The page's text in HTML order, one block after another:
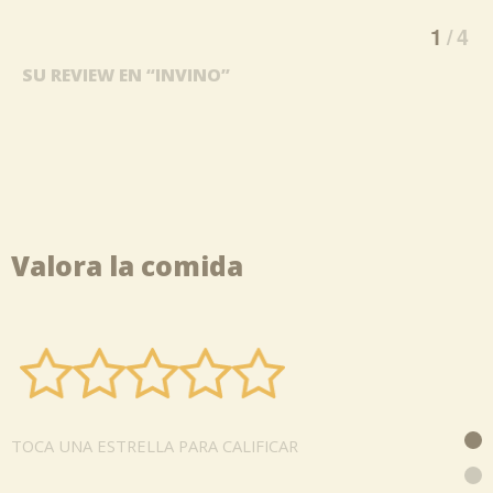
SU REVIEW EN “INVINO”
Valora la comida
TOCA UNA ESTRELLA PARA CALIFICAR
1 4